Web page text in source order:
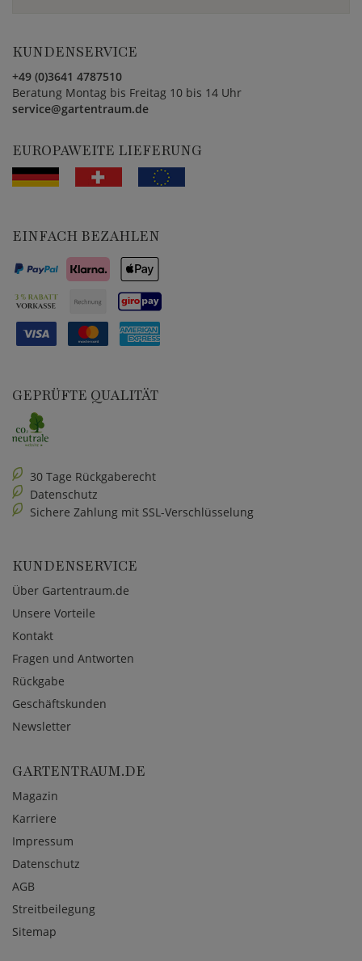
KUNDENSERVICE
+49 (0)3641 4787510
Beratung Montag bis Freitag 10 bis 14 Uhr
service@gartentraum.de
EUROPAWEITE LIEFERUNG
EINFACH BEZAHLEN
GEPRÜFTE QUALITÄT
30 Tage Rückgaberecht
Datenschutz
Sichere Zahlung mit SSL-Verschlüsselung
KUNDENSERVICE
Über Gartentraum.de
Unsere Vorteile
Kontakt
Fragen und Antworten
Rückgabe
Geschäftskunden
Newsletter
GARTENTRAUM.DE
Magazin
Karriere
Impressum
Datenschutz
AGB
Streitbeilegung
Sitemap